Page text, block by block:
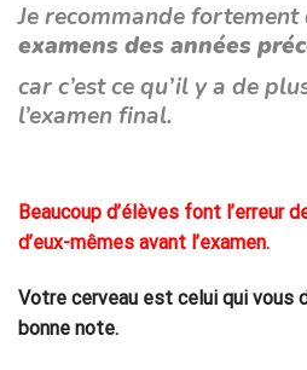
Je recommande fortement
examens des années
car c’est ce qu’il y a de
l’examen final.
Beaucoup d’élèves font l’erreur
d’eux-mêmes avant l’examen.
Votre cerveau est celui qui vous
bonne note.